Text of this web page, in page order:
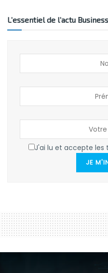
L’essentiel de l’actu
J'ai lu et accepte les
JE